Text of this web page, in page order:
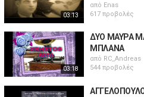
03:13
από Enas
617 προβολές
03:18
ΔΥΟ ΜΑΥΡΑ
ΜΠΛΑΝΑ
από RC_Andreas
544 προβολές